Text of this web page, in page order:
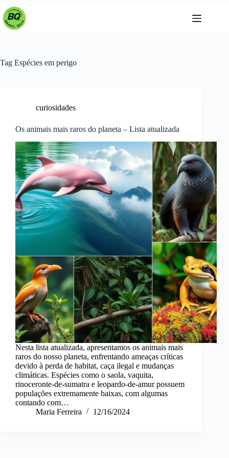
Pular
para
Tag Espécies em perigo
curiosidades
Os animais mais raros do planeta – Lista atualizada
Nesta lista atualizada, apresentamos os animais mais
raros do nosso planeta, enfrentando ameaças críticas
devido à perda de habitat, caça ilegal e mudanças
climáticas. Espécies como o saola, vaquita,
rinoceronte-de-sumatra e leopardo-de-amur possuem
populações extremamente baixas, com algumas
contando com…
Maria Ferreira
12/16/2024